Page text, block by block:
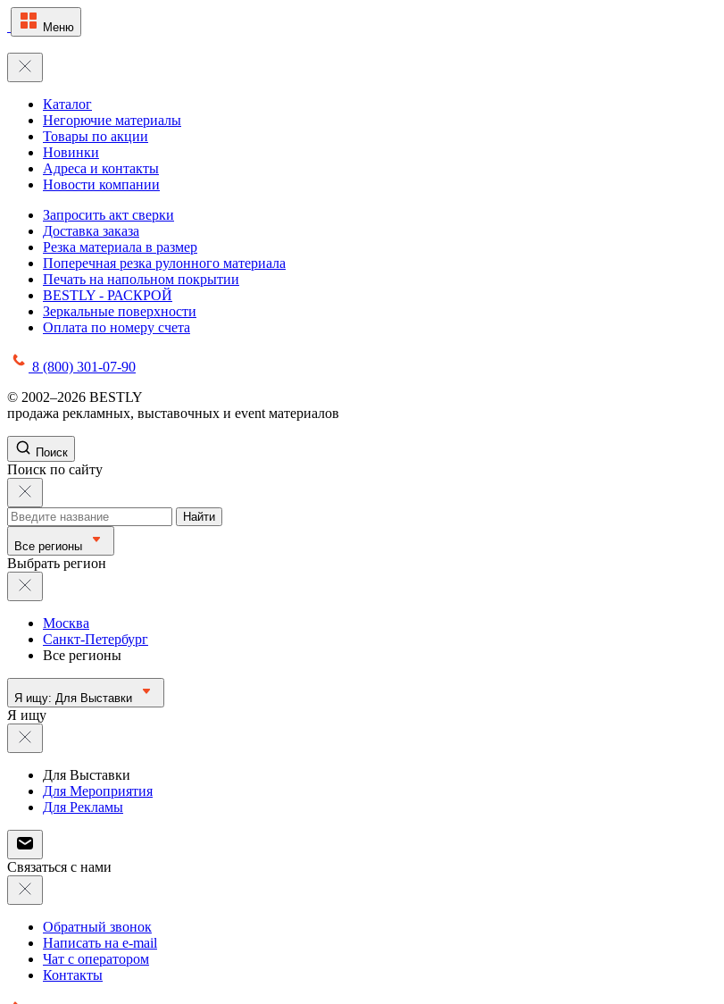
Меню
Каталог
Негорючие материалы
Товары по акции
Новинки
Адреса и контакты
Новости компании
Запросить акт сверки
Доставка заказа
Резка материала в размер
Поперечная резка рулонного материала
Печать на напольном покрытии
BESTLY - РАСКРОЙ
Зеркальные поверхности
Оплата по номеру счета
8 (800) 301-07-90
© 2002–2026 BESTLY
продажа рекламных, выставочных и event материалов
Поиск
Поиск по сайту
Найти
Все регионы
Выбрать регион
Москва
Санкт-Петербург
Все регионы
Я ищу: Для Выставки
Я ищу
Для Выставки
Для Мероприятия
Для Рекламы
Связаться с нами
Обратный звонок
Написать на e-mail
Чат с оператором
Контакты